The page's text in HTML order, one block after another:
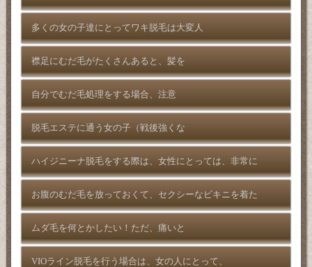
多くの女の子達にとってワキ脱毛は大変人
襟足にむだ毛がたくさんあると、髪を
自分でむだ毛処理をする場合、注意
脱毛エステに通う女の子（戦後強くな
ハイジニーナ脱毛をする際は、女性にとっては、非常に
お腹のむだ毛を放っておくて、セクシーなビキニを着た
ムダ毛を何とかしたい！ただ、痛いと
VIOライン脱毛を行う場合は、女の人にとって、